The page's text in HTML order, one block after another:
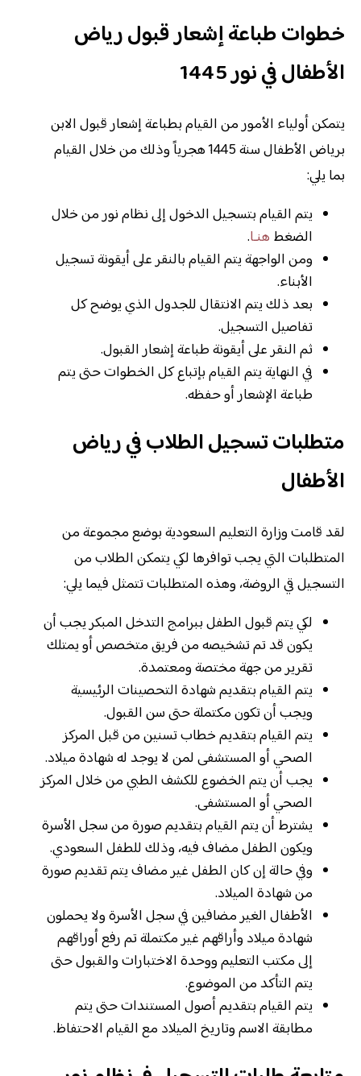
خطوات طباعة إشعار قبول رياض
الأطفال في نور 1445
يتمكن أولياء الأمور من القيام بطباعة إشعار قبول الابن
برياض الأطفال سنة 1445 هجرياً وذلك من خلال القيام
بما يلي:
يتم القيام بتسجيل الدخول إلى نظام نور من خلال
الضغط هنـا.
ومن الواجهة يتم القيام بالنقر على أيقونة تسجيل
الأبناء.
بعد ذلك يتم الانتقال للجدول الذي يوضح كل
تفاصيل التسجيل.
ثم النقر على أيقونة طباعة إشعار القبول.
في النهاية يتم القيام بإتباع كل الخطوات حتى يتم
طباعة الإشعار أو حفظه.
متطلبات تسجيل الطلاب في رياض
الأطفال
لقد قامت وزارة التعليم السعودية بوضع مجموعة من
المتطلبات التي يجب توافرها لكي يتمكن الطلاب من
التسجيل قي الروضة، وهذه المتطلبات تتمثل فيما يلي:
لكي يتم قبول الطفل ببرامج التدخل المبكر يجب أن
يكون قد تم تشخيصه من فريق متخصص أو يمتلك
تقرير من جهة مختصة ومعتمدة.
يتم القيام بتقديم شهادة التحصينات الرئيسية
ويجب أن تكون مكتملة حتى سن القبول.
يتم القيام بتقديم خطاب تسنين من قبل المركز
الصحي أو المستشفى لمن لا يوجد له شهادة ميلاد.
يجب أن يتم الخضوع للكشف الطبي من خلال المركز
الصحي أو المستشفى.
يشترط أن يتم القيام بتقديم صورة من سجل الأسرة
ويكون الطفل مضاف فيه، وذلك للطفل السعودي.
وفي حالة إن كان الطفل غير مضاف يتم تقديم صورة
من شهادة الميلاد.
الأطفال الغير مضافين في سجل الأسرة ولا يحملون
شهادة ميلاد وأراقهم غير مكتملة تم رفع أوراقهم
إلى مكتب التعليم ووحدة الاختبارات والقبول حتى
يتم التأكد من الموضوع.
يتم القيام بتقديم أصول المستندات حتى يتم
مطابقة الاسم وتاريخ الميلاد مع القيام الاحتفاظ.